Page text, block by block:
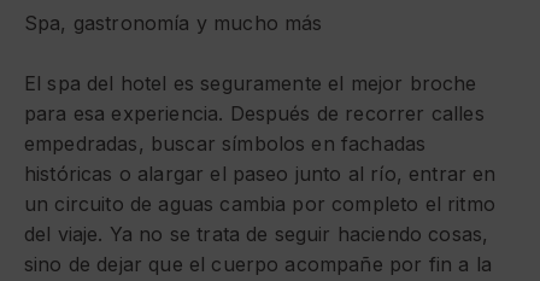
Spa, gastronomía y mucho más
El spa del hotel es seguramente el mejor broche
para esa experiencia. Después de recorrer calles
empedradas, buscar símbolos en fachadas
históricas o alargar el paseo junto al río, entrar en
un circuito de aguas cambia por completo el ritmo
del viaje. Ya no se trata de seguir haciendo cosas,
sino de dejar que el cuerpo acompañe por fin a la